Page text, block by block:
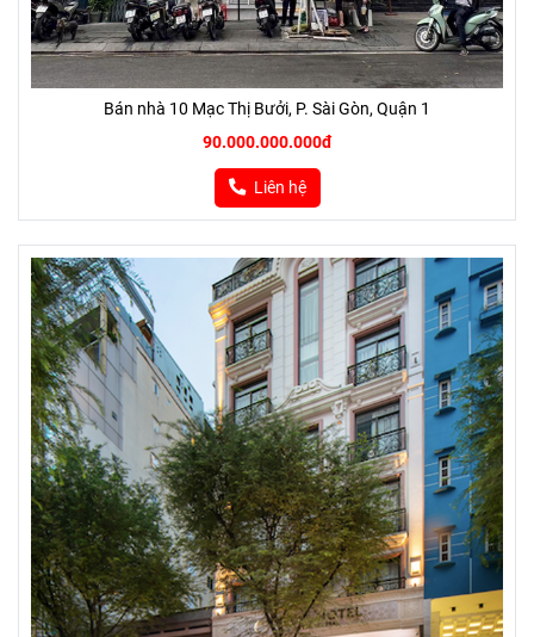
Bán nhà 10 Mạc Thị Bưởi, P. Sài Gòn, Quận 1
90.000.000.000đ
Liên hệ